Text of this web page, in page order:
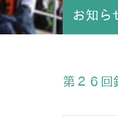
お知ら
第２６回